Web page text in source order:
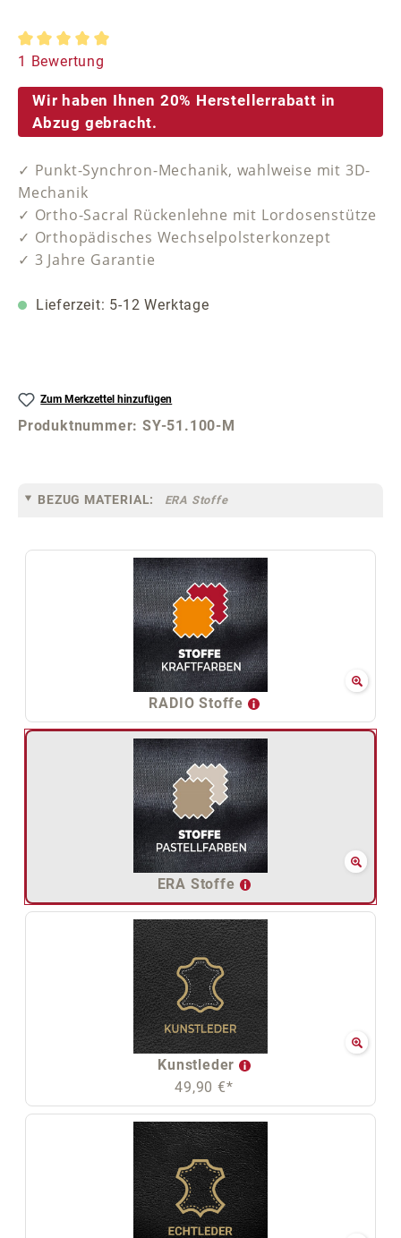
Durchschnittliche Bewertung von 5 von 5 Sternen
1 Bewertung
Wir haben Ihnen 20% Herstellerrabatt in
Abzug gebracht.
✓ Punkt-Synchron-Mechanik, wahlweise mit 3D-
Mechanik
✓ Ortho-Sacral Rückenlehne mit Lordosenstütze
✓ Orthopädisches Wechselpolsterkonzept
✓ 3 Jahre Garantie
Lieferzeit: 5-12 Werktage
Zum Merkzettel hinzufügen
Produktnummer:SY-51.100-M
BEZUG MATERIAL: ERA Stoffe
RADIO Stoffe
ERA Stoffe
Kunstleder
49,90 €*